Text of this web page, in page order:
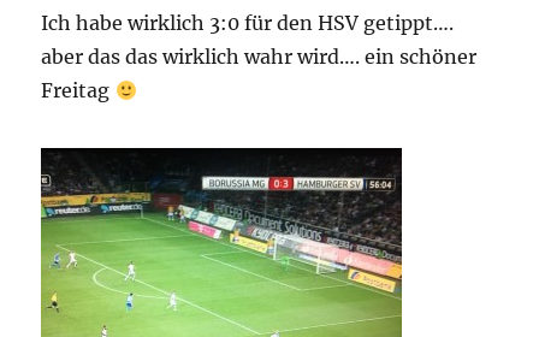
Ich habe wirklich 3:0 für den HSV getippt….
aber das das wirklich wahr wird…. ein schöner
Freitag